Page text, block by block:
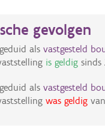
gevolgen
als vastgesteld
is geldigsinds
als vastgesteld
was geldigvan